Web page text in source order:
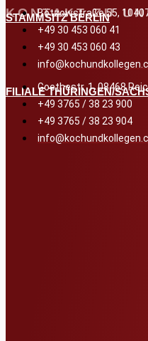
KONTAKT ZU
STAMMSITZ BERLIN
Bötzowstraße 55,
+49 30 453 060 41
+49 30 453 060 43
FILIALE THÜRINGEN/
Goethestr. 1, 08468
+49 3765 / 38 23 900
+49 3765 / 38 23 904